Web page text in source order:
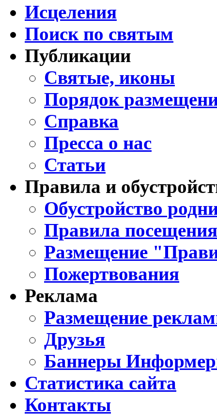
Исцеления
Поиск по святым
Публикации
Святые, иконы
Порядок
Справка
Пресса о нас
Статьи
Правила и
Обустройство
Правила
Размещение
Пожертвования
Реклама
Размещение
Друзья
Баннеры
Статистика сайта
Контакты